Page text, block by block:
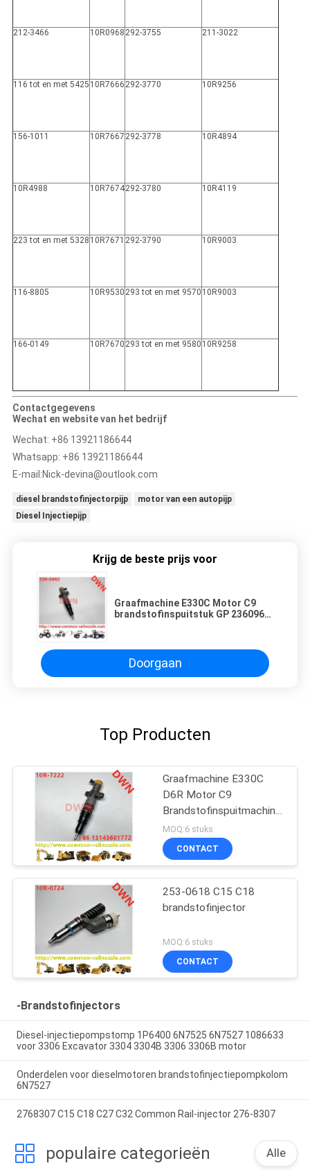
212-3466 10R0968 292-3755 211-3022
116 tot en met 5425 10R7666 292-3770 10R9256
156-1011 10R7667 292-3778 10R4894
10R4988 10R7674292-3780 10R4119
223 tot en met 5328 10R7671 292-3790 10R9003
116-8805 10R9530 293 tot en met 9570 10R9003
166-0149 10R7670 293 tot en met 9580 10R9258
Contactgegevens
Wechat en website van het bedrijf
Wechat: +86 13921186644
Whatsapp: +86 13921186644
E-mail:Nick-devina@outlook.com
diesel brandstofinjectorpijp
motor van een autopijp
Diesel Injectiepijp
Krijg de beste prijs voor
Graafmachine E330C Motor C9
brandstofinspuitstuk GP 2360962
Doorgaan
Top Producten
Graafmachine E330C
D6R Motor C9
Brandstofinspuitmachine
235-2888 10R7224
MOQ:6 stuks
CONTACT
253-0618 C15 C18
brandstofinjector
MOQ:6 stuks
CONTACT
-Brandstofinjectors
Diesel-injectiepompstomp 1P6400 6N7525 6N7527 1086633
voor 3306 Excavator 3304 3304B 3306 3306B motor
Onderdelen voor dieselmotoren brandstofinjectiepompkolom
6N7527
2768307 C15 C18 C27 C32 Common Rail-injector 276-8307
populaire categorieën Alle